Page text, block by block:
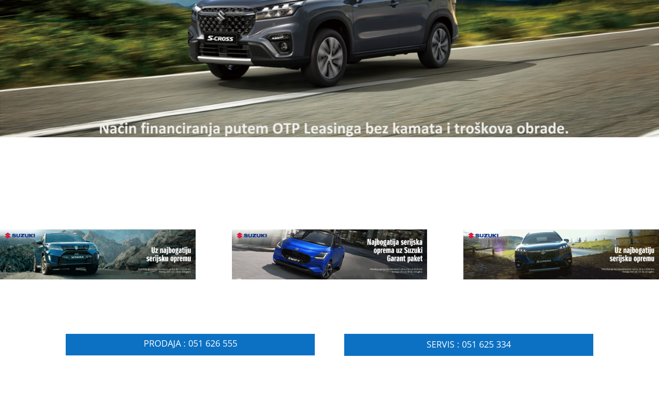
PRODAJA : 051 626 555 SERVIS : 051 625 334